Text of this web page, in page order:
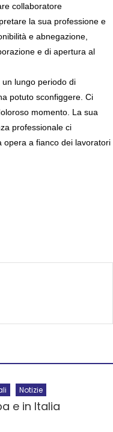
collaboratore
la sua professione e
e abnegazione,
e di apertura al
lungo periodo di
potuto sconfiggere. Ci
momento. La sua
professionale ci
opera a fianco dei lavoratori
Notizie
e in Italia